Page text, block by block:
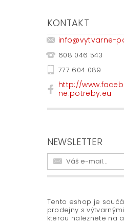
KONTAKT
info@vytvarne-
608 046 543
777 604 089
http://
ne.potreby.eu
NEWSLETTER
Tento eshop je
prodejny s
kterou naleznete na